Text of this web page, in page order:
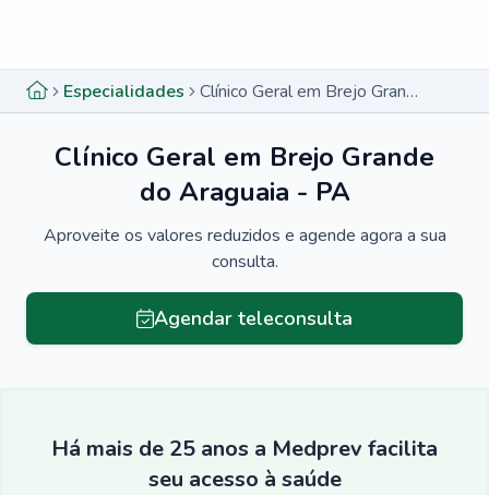
Especialidades Clínico Geral em Brejo Grande do Araguaia - PA
Clínico Geral em Brejo Grande
do Araguaia - PA
Aproveite os valores reduzidos e agende agora a sua
consulta.
Agendar teleconsulta
Há mais de 25 anos a Medprev facilita
seu acesso à saúde